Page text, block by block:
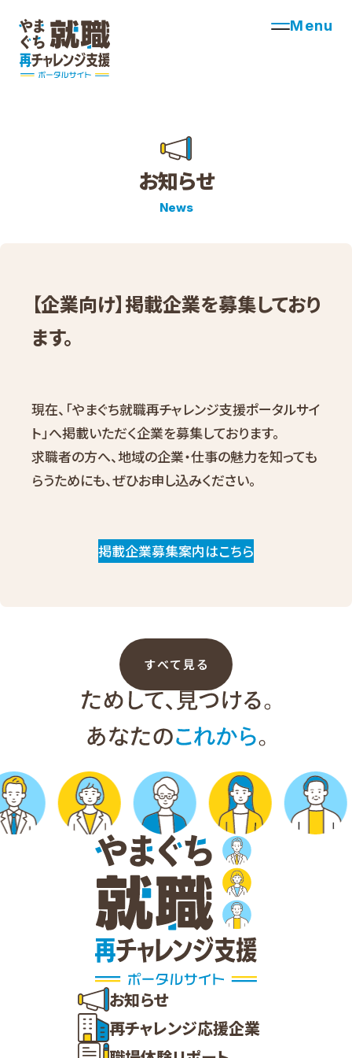
Menu
News
お知らせ
【企業向け】掲載企業を募集しており
ます。
現在、「やまぐち就職再チャレンジ支援ポータルサイ
ト」へ掲載いただく企業を募集しております。
求職者の方へ、地域の企業・仕事の魅力を知っても
らうためにも、ぜひお申し込みください。
掲載企業募集案内はこちら
すべて見る
お知らせ
再チャレンジ応援企業